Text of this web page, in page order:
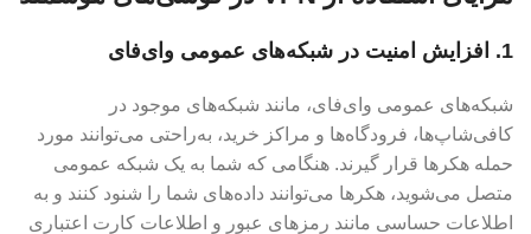
1. افزایش امنیت در شبکه‌های عمومی وای‌فای
شبکه‌های عمومی وای‌فای، مانند شبکه‌های موجود در
کافی‌شاپ‌ها، فرودگاه‌ها و مراکز خرید، به‌راحتی می‌توانند مورد
حمله هکرها قرار گیرند. هنگامی که شما به یک شبکه عمومی
متصل می‌شوید، هکرها می‌توانند داده‌های شما را شنود کنند و به
اطلاعات حساسی مانند رمزهای عبور و اطلاعات کارت اعتباری